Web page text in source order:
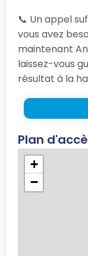
📞 Un appel
vous avez
maintenant
laissez-vous
résultat à la
Plan
+
−